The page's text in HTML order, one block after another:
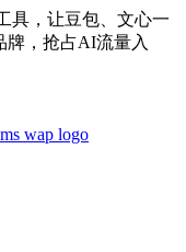
具，让豆包、文心一
牌，抢占AI流量入